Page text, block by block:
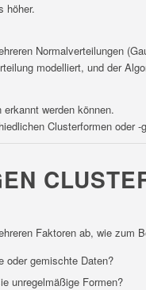
höher.
Normalverteilungen
modelliert, und der
werden können.
Clusterformen oder -
Faktoren ab, wie zum
oder gemischte Daten?
unregelmäßige Formen?